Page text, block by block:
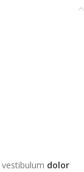
dolor